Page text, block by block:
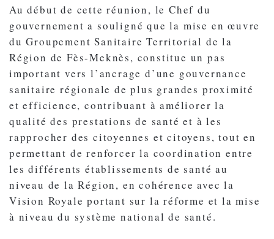
Au début de cette réunion, le Chef du
gouvernement a souligné que la mise en œuvre
du Groupement Sanitaire Territorial de la
Région de Fès-Meknès, constitue un pas
important vers l’ancrage d’une gouvernance
sanitaire régionale de plus grandes proximité
et efficience, contribuant à améliorer la
qualité des prestations de santé et à les
rapprocher des citoyennes et citoyens, tout en
permettant de renforcer la coordination entre
les différents établissements de santé au
niveau de la Région, en cohérence avec la
Vision Royale portant sur la réforme et la mise
à niveau du système national de santé.